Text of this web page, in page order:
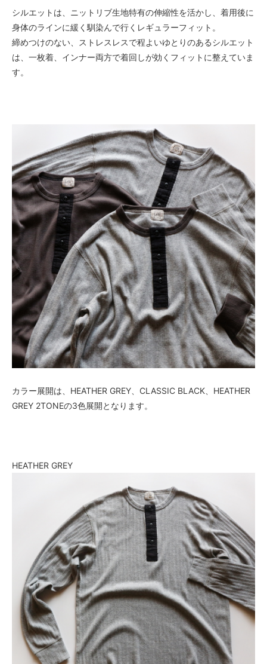
シルエットは、ニットリブ生地特有の伸縮性を活かし、着用後に
身体のラインに緩く馴染んで行くレギュラーフィット。
締めつけのない、ストレスレスで程よいゆとりのあるシルエット
は、一枚着、インナー両方で着回しが効くフィットに整えていま
す。
カラー展開は、HEATHER GREY、CLASSIC BLACK、HEATHER
GREY 2TONEの3色展開となります。
HEATHER GREY